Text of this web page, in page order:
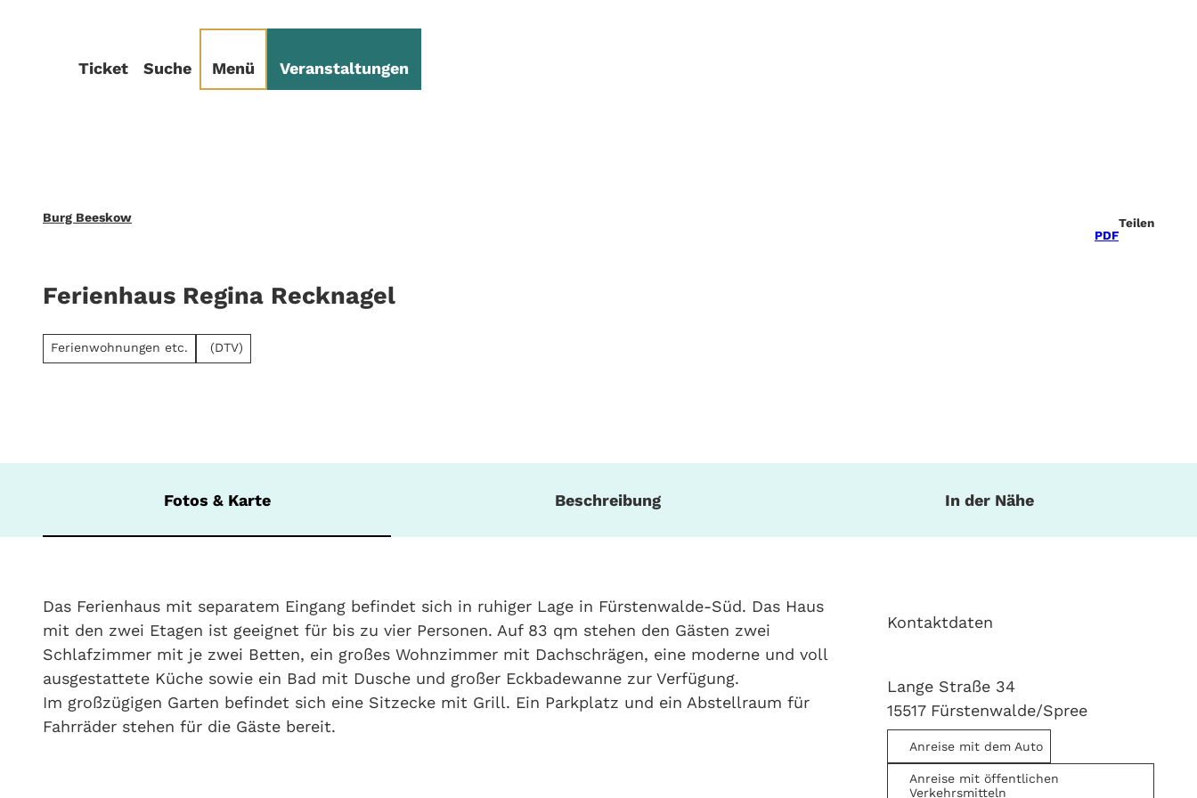
Ticket Suche Menü Veranstaltungen
Burg Beeskow
PDF
Teilen
Ferienhaus Regina Recknagel
Ferienwohnungen etc. (DTV)
Fotos & Karte Beschreibung In der Nähe
Das Ferienhaus mit separatem Eingang befindet sich in ruhiger Lage in Fürstenwalde-Süd. Das Haus
mit den zwei Etagen ist geeignet für bis zu vier Personen. Auf 83 qm stehen den Gästen zwei
Schlafzimmer mit je zwei Betten, ein großes Wohnzimmer mit Dachschrägen, eine moderne und voll
ausgestattete Küche sowie ein Bad mit Dusche und großer Eckbadewanne zur Verfügung.
Im großzügigen Garten befindet sich eine Sitzecke mit Grill. Ein Parkplatz und ein Abstellraum für
Fahrräder stehen für die Gäste bereit.
Kontaktdaten
Lange Straße 34
15517 Fürstenwalde/Spree
Anreise mit dem Auto
Anreise mit öffentlichen
Verkehrsmitteln